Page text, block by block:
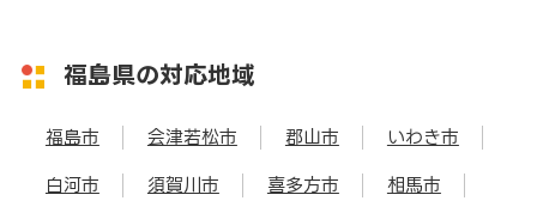
福島県の対応地域
福島市 会津若松市 郡山市 いわき市
白河市 須賀川市 喜多方市 相馬市